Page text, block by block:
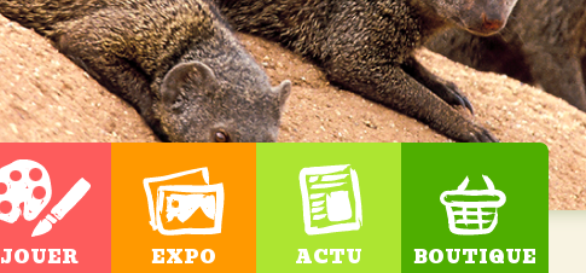
JOUER EXPO ACTU BOUTIQUE